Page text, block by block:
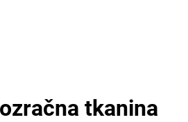
tkanina